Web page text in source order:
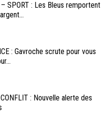
– SPORT : Les Bleus remportent
: Gavroche scrute pour vous
: Nouvelle alerte des